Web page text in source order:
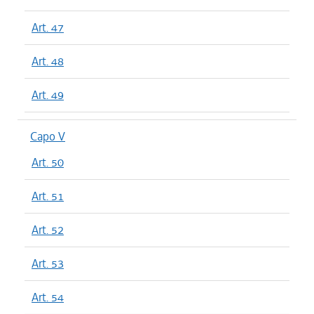
Art. 47
Art. 48
Art. 49
Capo V
Art. 50
Art. 51
Art. 52
Art. 53
Art. 54